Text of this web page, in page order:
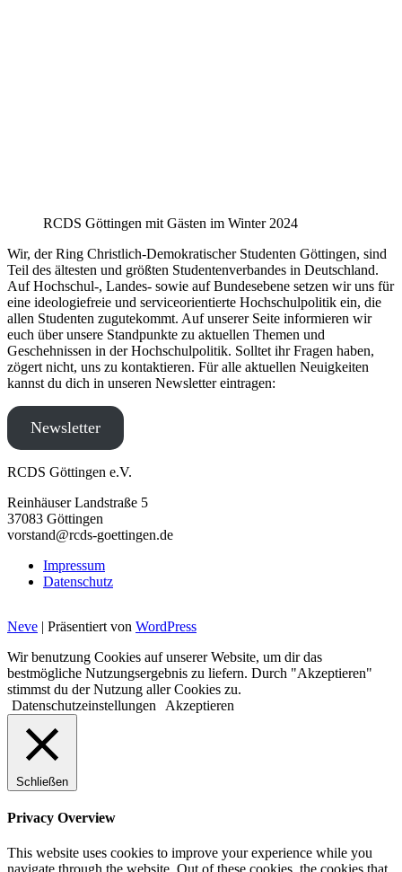
RCDS Göttingen mit Gästen im Winter 2024
Wir, der Ring Christlich-Demokratischer Studenten Göttingen, sind
Teil des ältesten und größten Studentenverbandes in Deutschland.
Auf Hochschul-, Landes- sowie auf Bundesebene setzen wir uns für
eine ideologiefreie und serviceorientierte Hochschulpolitik ein, die
allen Studenten zugutekommt. Auf unserer Seite informieren wir
euch über unsere Standpunkte zu aktuellen Themen und
Geschehnissen in der Hochschulpolitik. Solltet ihr Fragen haben,
zögert nicht, uns zu kontaktieren. Für alle aktuellen Neuigkeiten
kannst du dich in unseren Newsletter eintragen:
Newsletter
RCDS Göttingen e.V.
Reinhäuser Landstraße 5
37083 Göttingen
vorstand@rcds-goettingen.de
Impressum
Datenschutz
Neve | Präsentiert von WordPress
Wir benutzung Cookies auf unserer Website, um dir das
bestmögliche Nutzungsergebnis zu liefern. Durch "Akzeptieren"
stimmst du der Nutzung aller Cookies zu.
Datenschutzeinstellungen
Akzeptieren
Schließen
Privacy Overview
This website uses cookies to improve your experience while you